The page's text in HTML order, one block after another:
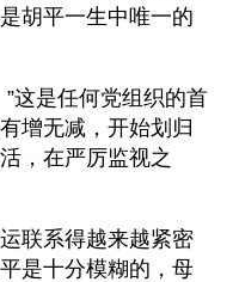
胡平一生中唯一的
这是任何党组织的首
增无减，开始划归
，在严厉监视之
联系得越来越紧密
是十分模糊的，母